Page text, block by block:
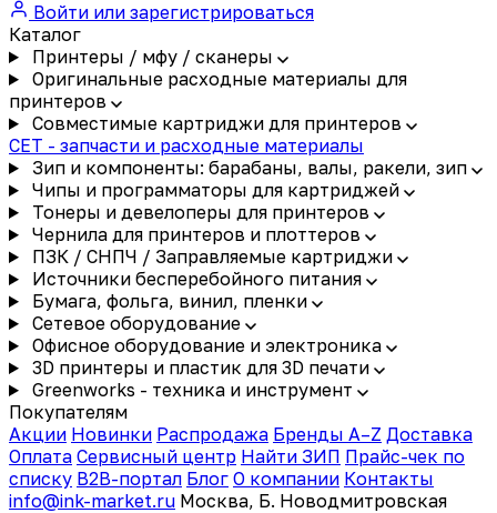
Войти или зарегистрироваться
Каталог
Принтеры / мфу / сканеры
Оригинальные расходные материалы для
принтеров
Совместимые картриджи для принтеров
CET - запчасти и расходные материалы
Зип и компоненты: барабаны, валы, ракели, зип
Чипы и программаторы для картриджей
Тонеры и девелоперы для принтеров
Чернила для принтеров и плоттеров
ПЗК / СНПЧ / Заправляемые картриджи
Источники бесперебойного питания
Бумага, фольга, винил, пленки
Сетевое оборудование
Офисное оборудование и электроника
3D принтеры и пластик для 3D печати
Greenworks - техника и инструмент
Покупателям
Акции Новинки Распродажа Бренды A–Z Доставка
Оплата Сервисный центр Найти ЗИП Прайс-чек по
списку B2B-портал Блог О компании Контакты
info@ink-market.ru Москва, Б. Новодмитровская